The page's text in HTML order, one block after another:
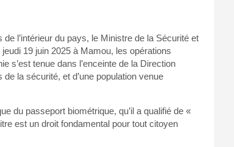
l’intérieur du pays, le Ministre de la Sécurité et
19 juin 2025 à Mamou, les opérations
s’est tenue dans l’enceinte de la Direction
la sécurité, et d’une population venue
du passeport biométrique, qu’il a qualifié de «
est un droit fondamental pour tout citoyen